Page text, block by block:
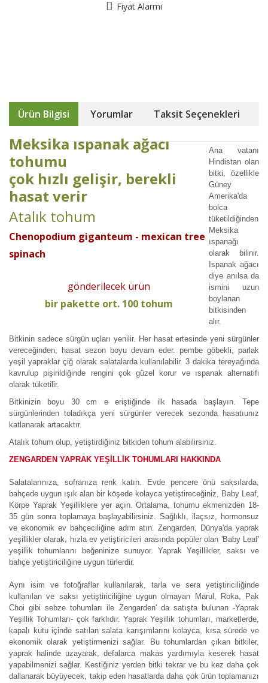
Fiyat Alarmı
Ürün Bilgisi Yorumlar Taksit Seçenekleri
Meksika ıspanak ağacı
tohumu
çok hızlı gelişir, berekli
hasat verir
Atalık tohum
Chenopodium giganteum - mexican tree
spinach
gönderilecek ürün
bir pakette ort. 100 tohum
Ana vatanı
Hindistan olan
bitki, özellikle
Güney
Amerika'da
bolca
tüketildiğinden
Meksika
ıspanağı
olarak bilinir.
Ispanak ağacı
diye anılsa da
ismini uzun
boylanan
bitkisinden
alır.
Bitkinin sadece sürgün uçları yenilir. Her hasat ertesinde yeni sürgünler
vereceğinden, hasat sezon boyu devam eder. pembe göbekli, parlak
yeşil yapraklar çiğ olarak salatalarda kullanılabilir. 3 dakika tereyağında
kavrulup pişirildiğinde rengini çok güzel korur ve ıspanak alternatifi
olarak tüketilir.
Bitkinizin boyu 30 cm e eriştiğinde ilk hasada başlayın. Tepe
sürgünlerinden toladıkça yeni sürgünler verecek sezonda hasatıunız
katlanarak artacaktır.
Atalık tohum olup, yetiştirdiğiniz bitkiden tohum alabilirsiniz.
ZENGARDEN YAPRAK YEŞİLLİK TOHUMLARI HAKKINDA
Salatalarınıza, sofranıza renk katın. Evde pencere önü saksılarda,
bahçede uygun ışık alan bir köşede kolayca yetiştireceğiniz, Baby Leaf,
Körpe Yaprak Yeşilliklere yer açın. Ortalama, tohumu ekmenizden 18-
35 gün sonra toplamaya başlayabilirsiniz. Sağlıklı, ilaçsız, hormonsuz
ve ekonomik ev bahçeciliğine adım atın. Zengarden, Dünya'da yaprak
yeşillikler olarak, hızla ev yetiştiricileri arasında popüler olan 'Baby Leaf'
yeşillik tohumlarını beğeninize sunuyor. Yaprak Yeşillikler, saksı ve
bahçe yetiştiriciliğine uygun türlerdir.
Aynı isim ve fotoğraflar kullanılarak, tarla ve sera yetiştiriciliğinde
kullanılan ve saksı yetiştiriciliğine uygun olmayan Marul, Roka, Pak
Choi gibi sebze tohumları ile Zengarden' da satışta bulunan -Yaprak
Yeşillik Tohumları- çok farklıdır. Yaprak Yeşillik tohumları, marketlerde,
kapalı kutu içinde satılan salata karışımlarını kolayca, kısa sürede ve
ekonomik olarak yetiştirmenizi sağlar. Bu tohumlardan çıkan bitkiler,
yaprak halinde uzayarak, defalarca makas yardımıyla keserek hasat
yapabilmenizi sağlar. Kestiğiniz yerden bitki tekrar ve bu kez daha çok
dallanarak büyüyecek, takip eden hasatlarda daha çok ürün toplamanızı